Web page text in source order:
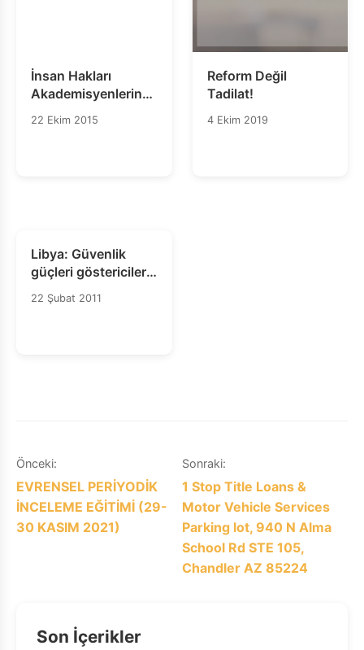
İnsan Hakları
Akademisyenlerinden
Açık Mektup
22 Ekim 2015
Reform Değil
Tadilat!
4 Ekim 2019
Libya: Güvenlik
güçleri göstericileri
hedef alırken ölü
sayısı giderek
22 Şubat 2011
Yazı
gezinmesi
Önceki:
EVRENSEL PERİYODİK
İNCELEME EĞİTİMİ (29-
30 KASIM 2021)
Sonraki:
1 Stop Title Loans &
Motor Vehicle Services
Parking lot, 940 N Alma
School Rd STE 105,
Chandler AZ 85224
Son İçerikler